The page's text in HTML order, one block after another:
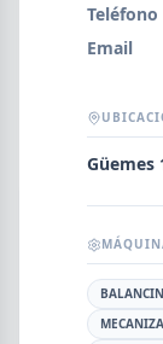
NOMBRE
SEGMENTO
Teléfono
Email
Güemes